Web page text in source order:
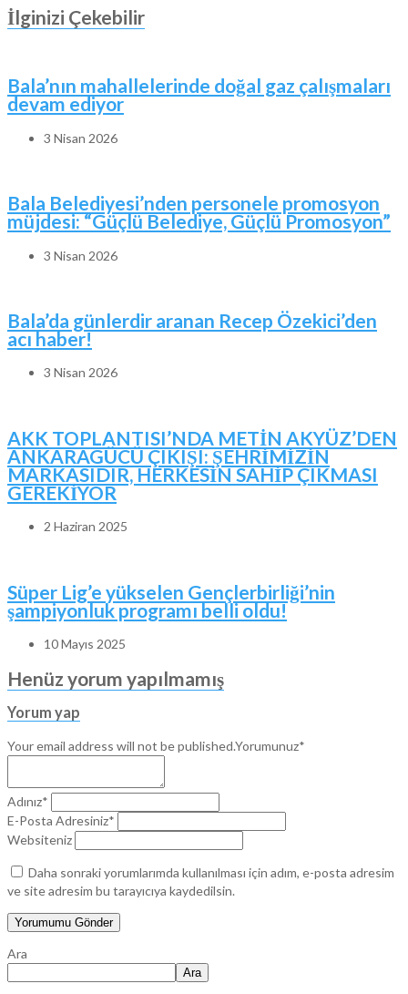
İlginizi Çekebilir
Bala’nın mahallelerinde doğal gaz çalışmaları
devam ediyor
3 Nisan 2026
Bala Belediyesi’nden personele promosyon
müjdesi: “Güçlü Belediye, Güçlü Promosyon”
3 Nisan 2026
Bala’da günlerdir aranan Recep Özekici’den
acı haber!
3 Nisan 2026
AKK TOPLANTISI’NDA METİN AKYÜZ’DEN
ANKARAGÜCÜ ÇIKIŞI: ŞEHRİMİZİN
MARKASIDIR, HERKESİN SAHİP ÇIKMASI
GEREKİYOR
2 Haziran 2025
Süper Lig’e yükselen Gençlerbirliği’nin
şampiyonluk programı belli oldu!
10 Mayıs 2025
Henüz yorum yapılmamış
Yorum yap
Your email address will not be published.Yorumunuz*
Adınız*
E-Posta Adresiniz*
Websiteniz
Daha sonraki yorumlarımda kullanılması için adım, e-posta adresim
ve site adresim bu tarayıcıya kaydedilsin.
Ara
Ara